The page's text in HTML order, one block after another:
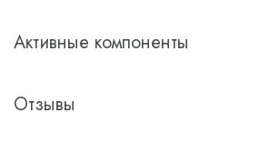
Активные компоненты
Отзывы